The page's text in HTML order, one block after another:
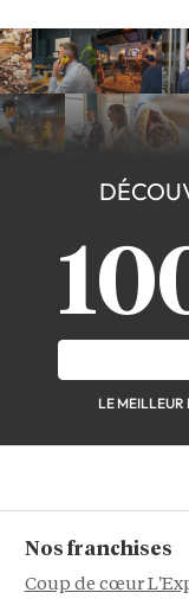
LE
Nos franchises
Coup de cœur